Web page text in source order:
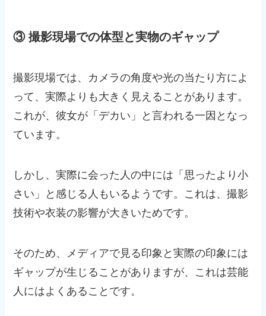
③ 撮影現場での体型と実物のギャップ
撮影現場では、カメラの角度や光の当たり方によ
って、実際よりも大きく見えることがあります。
これが、彼女が「デカい」と言われる一因となっ
ています。
しかし、実際に会った人の中には「思ったより小
さい」と感じる人もいるようです。これは、撮影
技術や衣装の影響が大きいためです。
そのため、メディアで見る印象と実際の印象には
ギャップが生じることがありますが、これは芸能
人にはよくあることです。